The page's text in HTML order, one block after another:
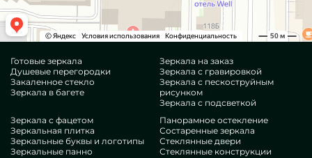
Готовые зеркала
Душевые перегородки
Закаленное стекло
Зеркала в багете
Зеркала на заказ
Зеркала с гравировкой
Зеркала с пескоструйным
рисунком
Зеркала с подсветкой
Зеркала с фацетом
Зеркальная плитка
Зеркальные буквы и логотипы
Зеркальные панно
Панорамное остекление
Состаренные зеркала
Стеклянные двери
Стеклянные конструкции